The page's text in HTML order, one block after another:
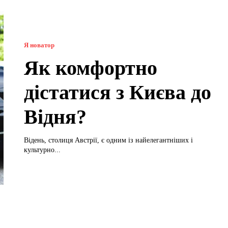
Я новатор
Як комфортно
дістатися з Києва до
Відня?
Відень, столиця Австрії, є одним із найелегантніших і
культурно...